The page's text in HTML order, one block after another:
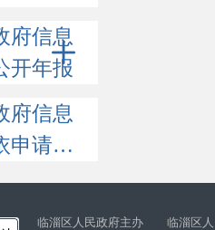
府信息
开年报
府信息
请公开
临淄区人民政府主办 临淄区人